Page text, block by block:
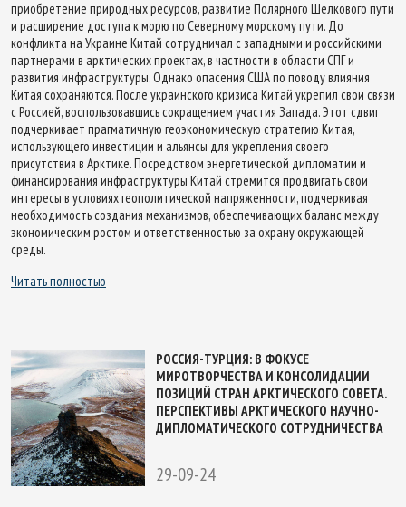
приобретение природных ресурсов, развитие Полярного Шелкового пути
и расширение доступа к морю по Северному морскому пути. До
конфликта на Украине Китай сотрудничал с западными и российскими
партнерами в арктических проектах, в частности в области СПГ и
развития инфраструктуры. Однако опасения США по поводу влияния
Китая сохраняются. После украинского кризиса Китай укрепил свои связи
с Россией, воспользовавшись сокращением участия Запада. Этот сдвиг
подчеркивает прагматичную геоэкономическую стратегию Китая,
использующего инвестиции и альянсы для укрепления своего
присутствия в Арктике. Посредством энергетической дипломатии и
финансирования инфраструктуры Китай стремится продвигать свои
интересы в условиях геополитической напряженности, подчеркивая
необходимость создания механизмов, обеспечивающих баланс между
экономическим ростом и ответственностью за охрану окружающей
среды.
Читать полностью
РОССИЯ-ТУРЦИЯ: В ФОКУСЕ
МИРОТВОРЧЕСТВА И КОНСОЛИДАЦИИ
ПОЗИЦИЙ СТРАН АРКТИЧЕСКОГО СОВЕТА.
ПЕРСПЕКТИВЫ АРКТИЧЕСКОГО НАУЧНО-
ДИПЛОМАТИЧЕСКОГО СОТРУДНИЧЕСТВА
29-09-24